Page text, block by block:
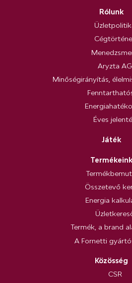
Rólunk
Aryzta AG
Minőségirányítás,
Éves
Játék
Termékeink
Összetevő
Energia
Termék, a brand
A Fornetti
Közösség
CSR